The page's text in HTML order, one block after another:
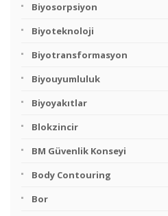
Biyosorpsiyon
Biyoteknoloji
Biyotransformasyon
Biyouyumluluk
Biyoyakıtlar
Blokzincir
BM Güvenlik Konseyi
Body Contouring
Bor